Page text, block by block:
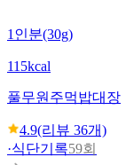
1인분(30g)
115kcal
풀무원 주먹밥대장
4.9(리뷰 36개)
·식단기록59회